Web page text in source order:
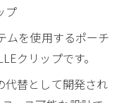
プ
ムを使用するポーチ
クリップです。
代替として開発され